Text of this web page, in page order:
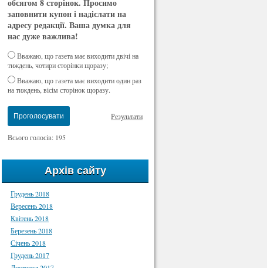
обсягом 8 сторінок. Просимо
заповнити купон і надіслати на
адресу редакції. Ваша думка для
нас дуже важлива!
Вважаю, що газета має виходити двічі на
тиждень, чотири сторінки щоразу;
Вважаю, що газета має виходити один раз
на тиждень, вісім сторінок щоразу.
Проголосувати Результати
Всього голосів: 195
Архів сайту
Грудень 2018
Вересень 2018
Квітень 2018
Березень 2018
Січень 2018
Грудень 2017